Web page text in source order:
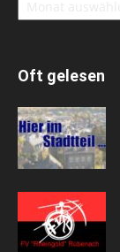
Oft gelesen